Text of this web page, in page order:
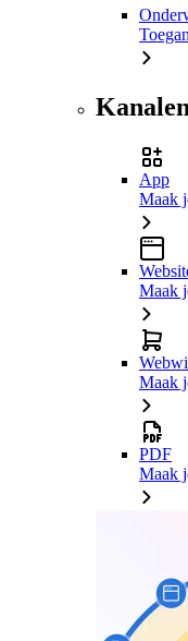
Kanalen
App
Maak
Maak
Maak
PDF
Maak